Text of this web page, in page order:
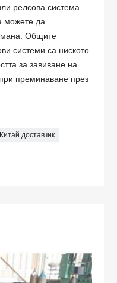
релсова система
можете да
Общите
системи са ниското
за завиване на
преминаване през
Китай доставчик